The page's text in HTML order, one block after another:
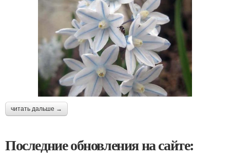
читать дальше →
Последние обновления на сайте: